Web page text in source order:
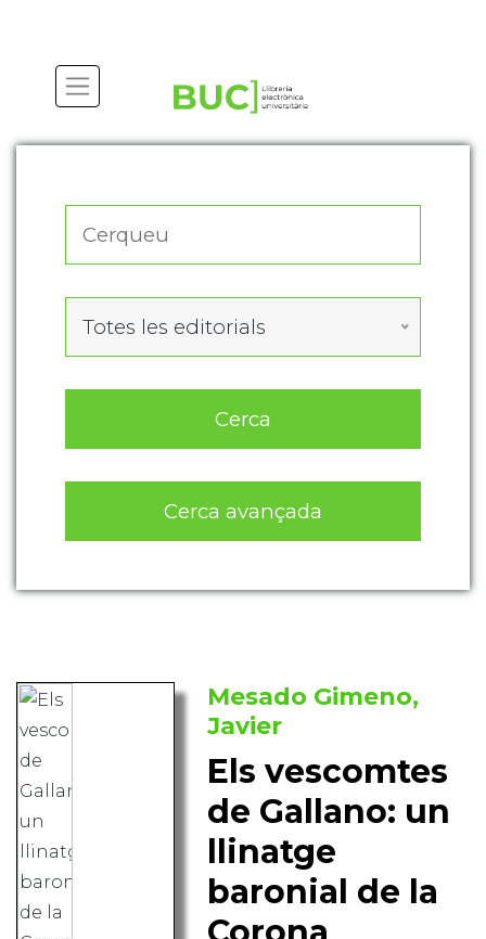
Totes les editorials
Cerca
Cerca avançada
Mesado Gimeno,
Javier
Els vescomtes
de Gallano: un
llinatge
baronial de la